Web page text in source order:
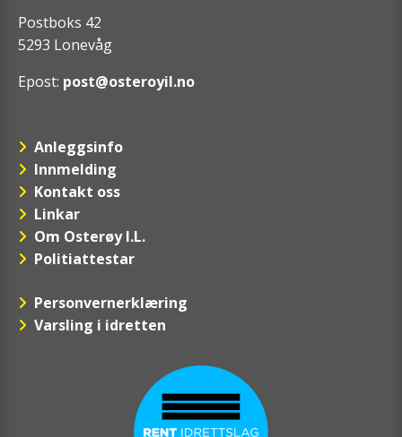
Postboks 42
5293 Lonevåg
Epost: post@osteroyil.no
Anleggsinfo
Innmelding
Kontakt oss
Linkar
Om Osterøy I.L.
Politiattestar
Personvernerklæring
Varsling i idretten